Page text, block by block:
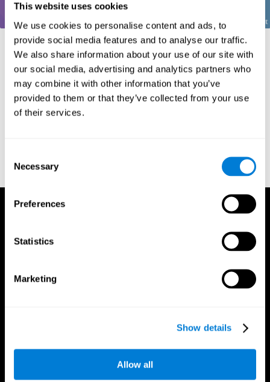
This website uses cookies
We use cookies to personalise content and ads, to
provide social media features and to analyse our traffic.
We also share information about your use of our site with
our social media, advertising and analytics partners who
may combine it with other information that you’ve
provided to them or that they’ve collected from your use
of their services.
Selection
Necessary
Preferences
Statistics
Marketing
Show details
Allow all
Références
Greenberg, L. M., Kindschi, C. L., & Corman, C. L. (1996). TOVA
test of variables of attention: clinical guide. St. Paul, MN: TOVA
Research Foundation.
Stroop, J. R (1935). Studies of interference in serial verbal
reactions. Journal of experimental psychology, 18(6), 643.